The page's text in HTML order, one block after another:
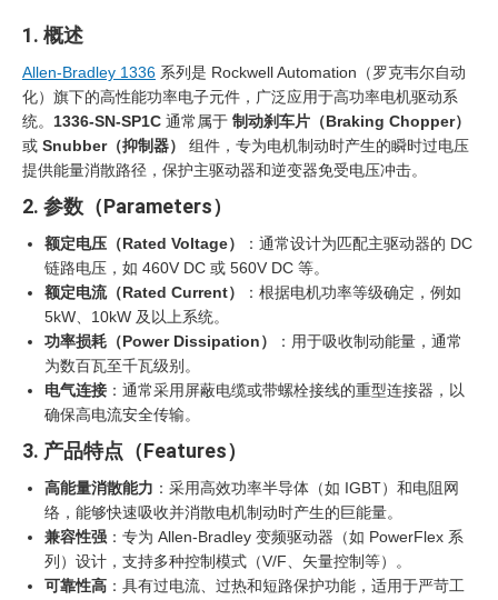
1. 概述
Allen-Bradley 1336 系列是 Rockwell Automation（罗克韦尔自动
化）旗下的高性能功率电子元件，广泛应用于高功率电机驱动系
统。 1336-SN-SP1C 通常属于 制动刹车片（Braking Chopper）
或 Snubber（抑制器）
‍ 组件，专为电机制动时产生的瞬时过电压
提供能量消散路径，保护主驱动器和逆变器免受电压冲击。
2. 参数（Parameters）
额定电压（Rated Voltage）
‍：通常设计为匹配主驱动器的 DC
链路电压，如 460V DC 或 560V DC 等。
额定电流（Rated Current）
‍：根据电机功率等级确定，例如
5kW、10kW 及以上系统。
功率损耗（Power Dissipation）
‍：用于吸收制动能量，通常
为数百瓦至千瓦级别。
电气连接 ：通常采用屏蔽电缆或带螺栓接线的重型连接器，以
确保高电流安全传输。
3. 产品特点（Features）
高能量消散能力 ：采用高效功率半导体（如 IGBT）和电阻网
络，能够快速吸收并消散电机制动时产生的巨能量。
兼容性强 ：专为 Allen-Bradley 变频驱动器（如 PowerFlex 系
列）设计，支持多种控制模式（V/F、矢量控制等）。
可靠性高 ：具有过电流、过热和短路保护功能，适用于严苛工